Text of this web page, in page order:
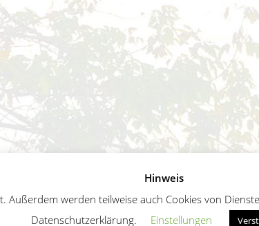
Hinweis
Außerdem werden teilweise auch Cookies von
Datenschutzerklärung.
Einstellungen